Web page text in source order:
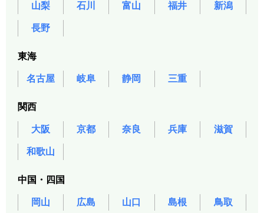
山梨 石川 富山 福井 新潟
長野
東海
名古屋 岐阜 静岡 三重
関西
大阪 京都 奈良 兵庫 滋賀
和歌山
中国・四国
岡山 広島 山口 島根 鳥取